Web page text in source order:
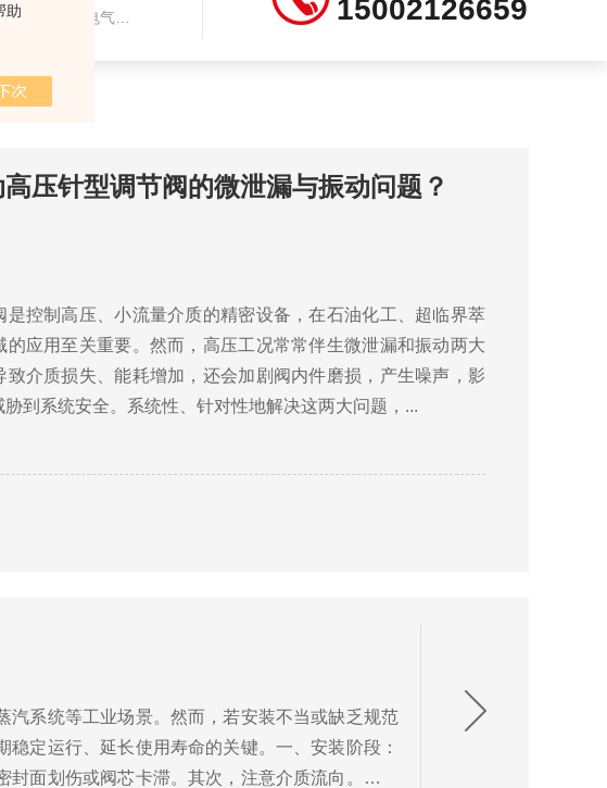
助
,电气动蝶阀,比例调节阀 15002126659
压针型调节阀的微泄漏与振动问题？
是控制高压、小流量介质的精密设备，在石油化工、超临界萃
的应用至关重要。然而，高压工况常常伴生微泄漏和振动两大
致介质损失、能耗增加，还会加剧阀内件磨损，产生噪声，影
到系统安全。系统性、针对性地解决这两大问题，...
系统等工业场景。然而，若安装不当或缺乏规范
定运行、延长使用寿命的关键。一、安装阶段：
面划伤或阀芯卡滞。其次，注意介质流向。气动